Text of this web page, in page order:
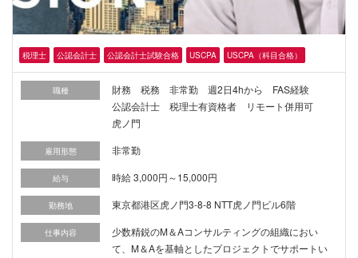
税理士 公認会計士 公認会計士試験合格 USCPA USCPA（科目合格）
職種
財務 税務 非常勤 週2日4hから FAS経験
公認会計士 税理士有資格者 リモート併用可
虎ノ門
雇用形態 非常勤
給与 時給 3,000円～15,000円
勤務地 東京都港区虎ノ門3-8-8 NTT虎ノ門ビル6階
仕事内容
少数精鋭のM＆Aコンサルティングの組織におい
て、M＆Aを基軸としたプロジェクトでサポートい